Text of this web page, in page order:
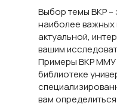
Выбор темы ВКР –
наиболее
актуальной,
вашим
Примеры ВКР ММУ
библиотеке
вам